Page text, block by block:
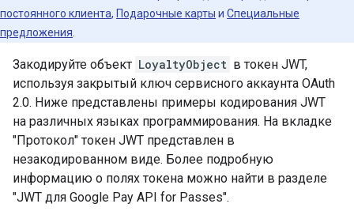
постоянного клиента, Подарочные карты и Специальные
предложения
Закодируйте объект LoyaltyObject в токен JWT,
используя закрытый ключ сервисного аккаунта OAuth
2.0. Ниже представлены примеры кодирования JWT
на различных языках программирования. На вкладке
"Протокол" токен JWT представлен в
незакодированном виде. Более подробную
информацию о полях токена можно найти в разделе
"JWT для Google Pay API for Passes".